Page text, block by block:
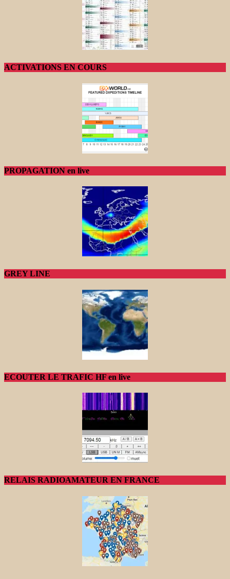
ACTIVATIONS EN COURS
PROPAGATION en live
GREY LINE
ECOUTER LE TRAFIC HF en live
RELAIS RADIOAMATEUR EN FRANCE